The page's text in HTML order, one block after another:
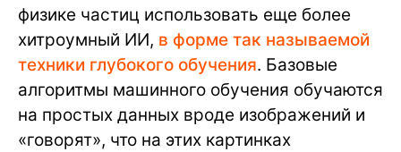
физике частиц использовать еще более
хитроумный ИИ, в форме так называемой
техники глубокого обучения. Базовые
алгоритмы машинного обучения обучаются
на простых данных вроде изображений и
«говорят», что на этих картинках